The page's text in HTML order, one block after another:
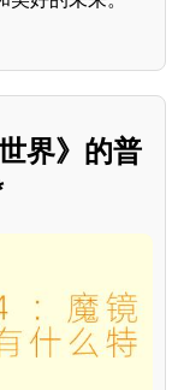
界》的普